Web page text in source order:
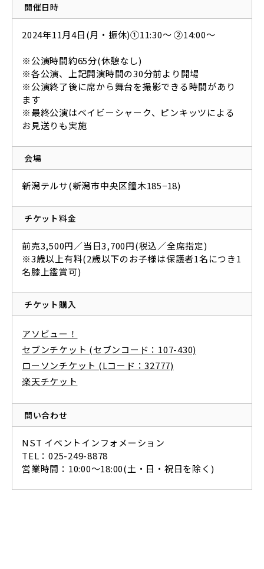
開催日時
2024年11月4日(月・振休)①11:30～ ②14:00～
※公演時間約65分(休憩なし)
※各公演、上記開演時間の30分前より開場
※公演終了後に席から舞台を撮影できる時間があり
ます
※最終公演はベイビーシャーク、ピンキッツによる
お見送りも実施
会場
新潟テルサ(新潟市中央区鐘木185−18)
チケット料金
前売3,500円／当日3,700円(税込／全席指定)
※3歳以上有料(2歳以下のお子様は保護者1名につき1
名膝上鑑賞可)
チケット購入
アソビュー！
セブンチケット (セブンコード：107-430)
ローソンチケット (Lコード：32777)
楽天チケット
問い合わせ
NST イベントインフォメーション
TEL：025-249-8878
営業時間：10:00～18:00(土・日・祝日を除く)